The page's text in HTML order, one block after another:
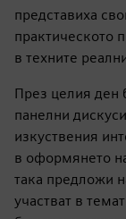
Събитието
водени от
Индустрия 4.0
развитието на
експерти на
съвместното